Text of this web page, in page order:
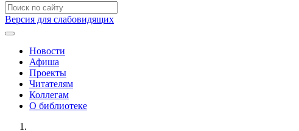
Версия для слабовидящих
Новости
Афиша
Проекты
Читателям
Коллегам
О библиотеке